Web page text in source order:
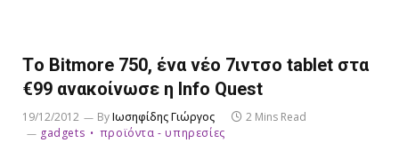
Tο Bitmore 750, ένα νέο 7ιντσο tablet στα
€99 ανακοίνωσε η Info Quest
19/12/2012 ByΙωσηφίδης Γιώργος
2 Mins Read
gadgets
προϊόντα - υπηρεσίες